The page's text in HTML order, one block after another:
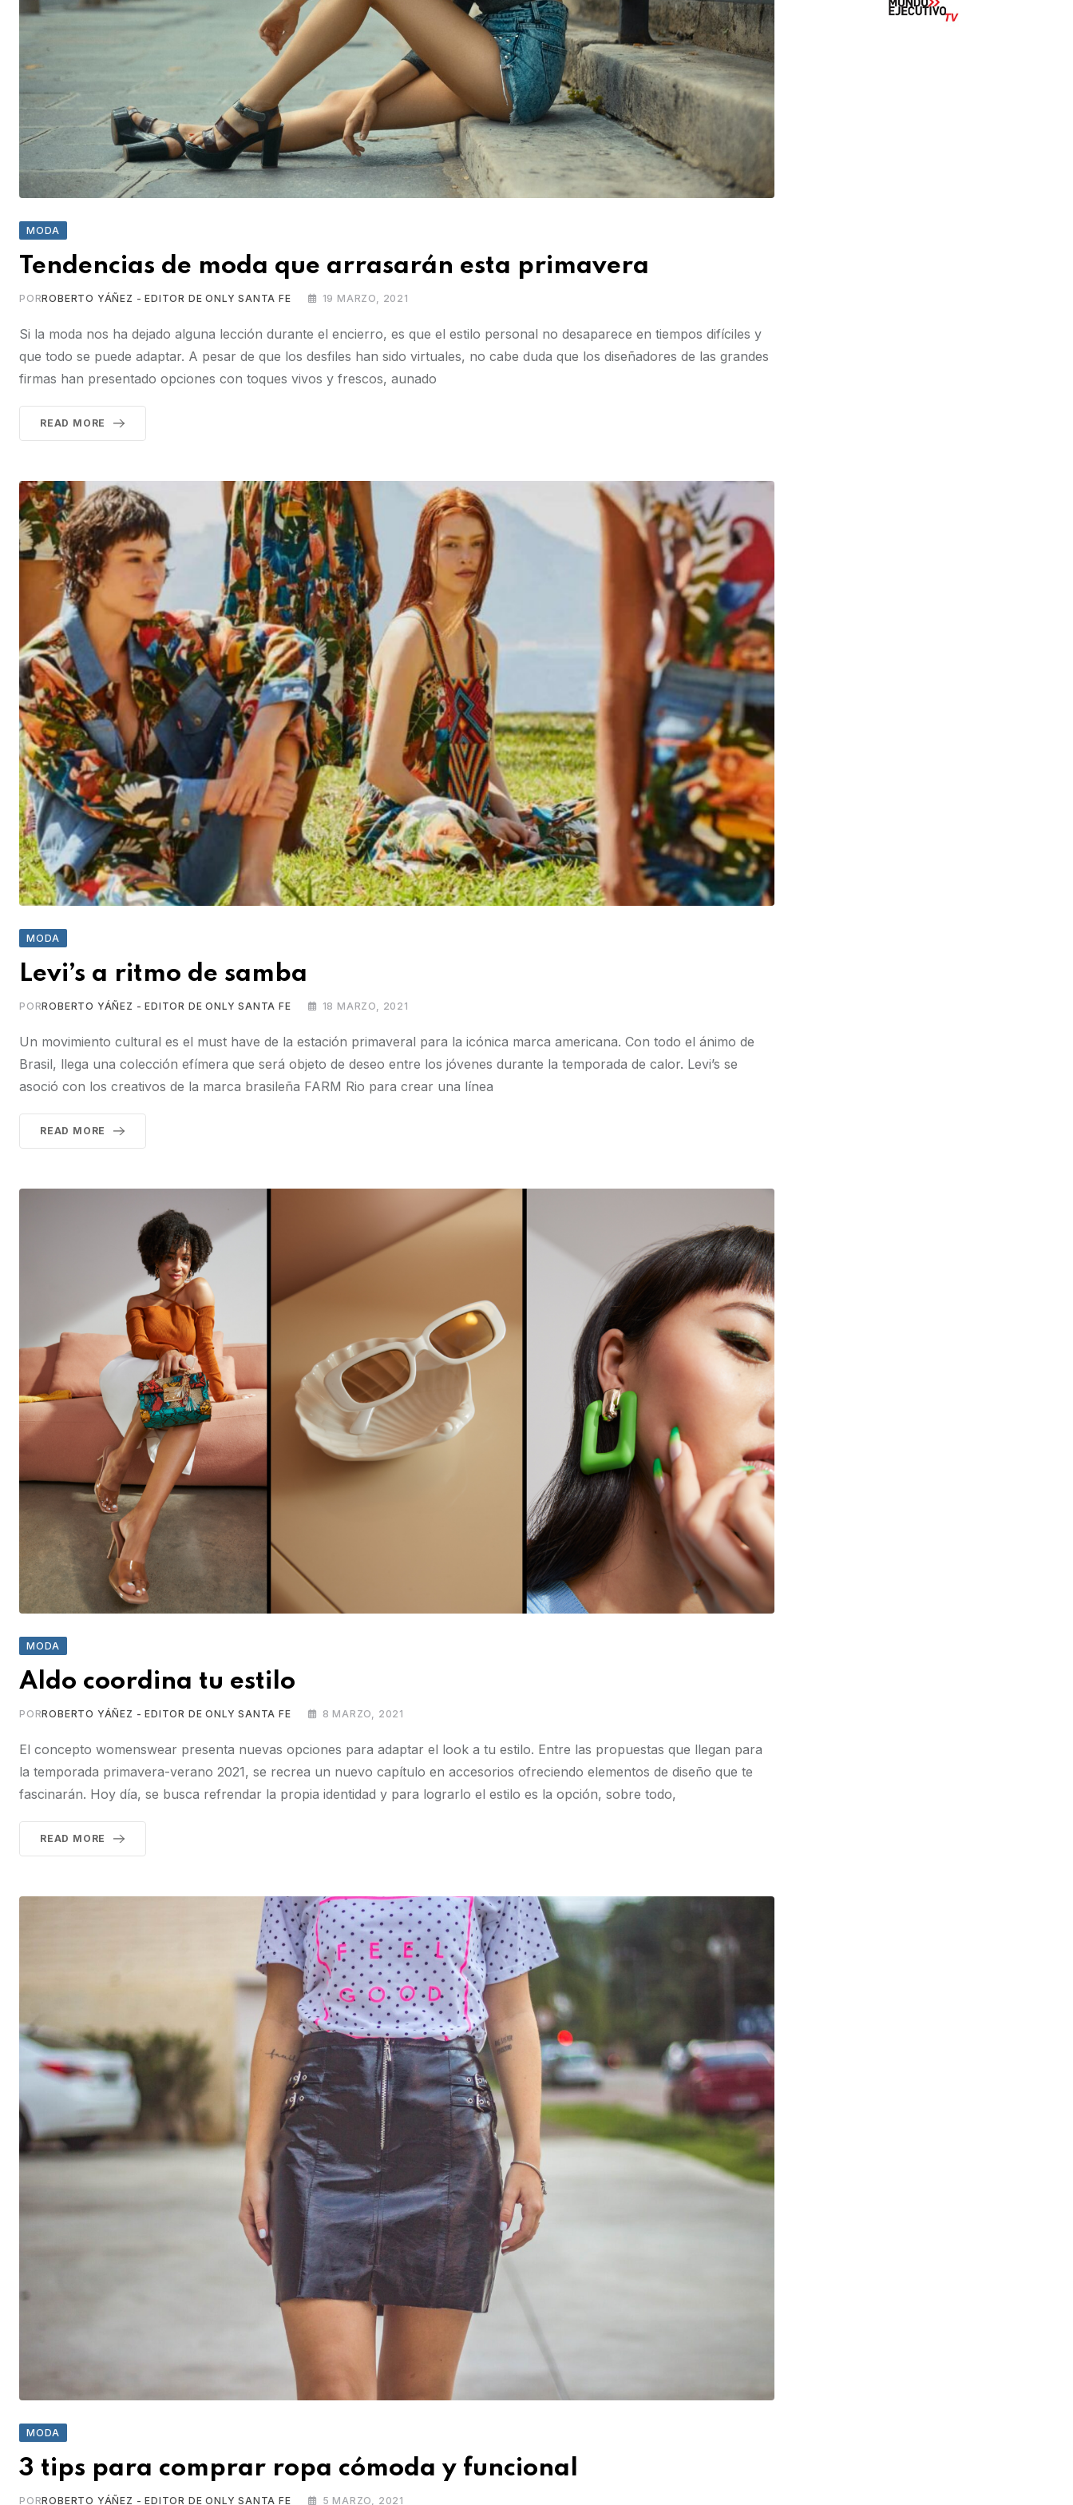
MODA
Tendencias de moda que arrasarán esta primavera
PORROBERTO YÁÑEZ - EDITOR DE ONLY SANTA FE 19 MARZO, 2021
Si la moda nos ha dejado alguna lección durante el encierro, es que el estilo personal no desaparece en tiempos difíciles y
que todo se puede adaptar. A pesar de que los desfiles han sido virtuales, no cabe duda que los diseñadores de las grandes
firmas han presentado opciones con toques vivos y frescos, aunado
READ MORE
MODA
Levi’s a ritmo de samba
PORROBERTO YÁÑEZ - EDITOR DE ONLY SANTA FE 18 MARZO, 2021
Un movimiento cultural es el must have de la estación primaveral para la icónica marca americana. Con todo el ánimo de
Brasil, llega una colección efímera que será objeto de deseo entre los jóvenes durante la temporada de calor. Levi’s se
asoció con los creativos de la marca brasileña FARM Rio para crear una línea
READ MORE
MODA
Aldo coordina tu estilo
PORROBERTO YÁÑEZ - EDITOR DE ONLY SANTA FE 8 MARZO, 2021
El concepto womenswear presenta nuevas opciones para adaptar el look a tu estilo. Entre las propuestas que llegan para
la temporada primavera-verano 2021, se recrea un nuevo capítulo en accesorios ofreciendo elementos de diseño que te
fascinarán. Hoy día, se busca refrendar la propia identidad y para lograrlo el estilo es la opción, sobre todo,
READ MORE
MODA
3 tips para comprar ropa cómoda y funcional
PORROBERTO YÁÑEZ - EDITOR DE ONLY SANTA FE 5 MARZO, 2021